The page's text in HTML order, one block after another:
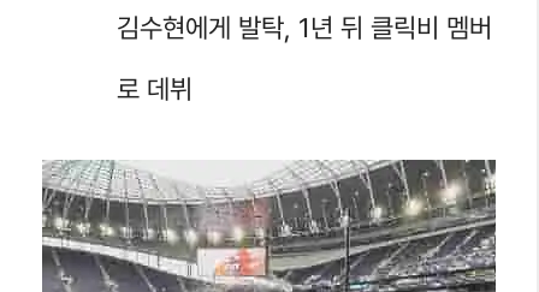
김수현에게 발탁, 1년 뒤 클릭비 멤버
로 데뷔